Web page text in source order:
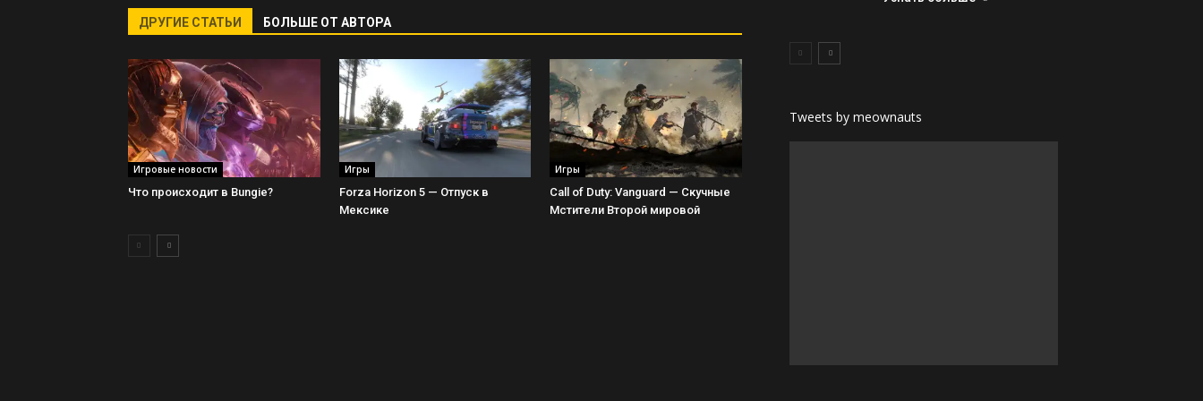
ДРУГИЕ СТАТЬИ БОЛЬШЕ ОТ АВТОРА
Игровые новости
Что происходит в Bungie?
Игры
Forza Horizon 5 — Отпуск в
Мексике
Игры
Call of Duty: Vanguard — Скучные
Мстители Второй мировой
Tweets by meownauts